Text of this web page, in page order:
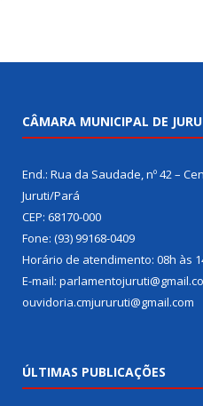
CÂMARA MUNICIPAL DE
End.: Rua da Saudade, nº 42 –
Juruti/Pará
CEP: 68170-000
Fone: (93) 99168-0409
Horário de atendimento: 08h às
E-mail:
ouvidoria.cmjururuti@gmail.com
ÚLTIMAS PUBLICAÇÕES